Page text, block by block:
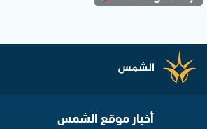
أخبار موقع الشمس